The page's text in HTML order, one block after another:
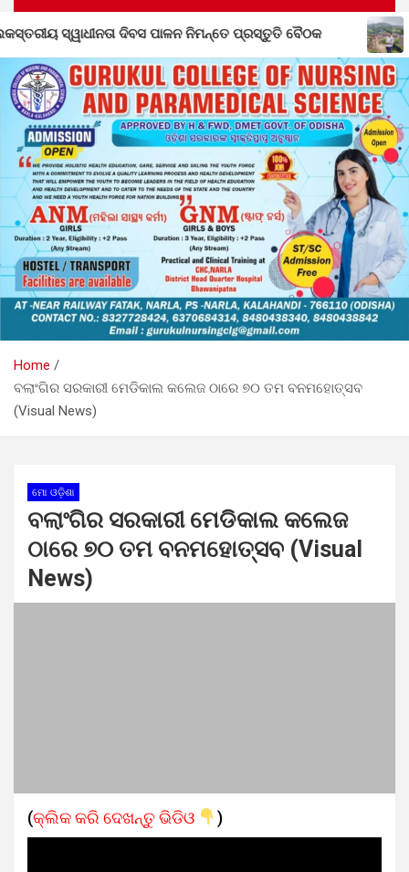
ପ୍ରସ୍ତୁତି ବୈଠକ ଲୋକଙ୍କ ଦୁଆରେ ବିଧାୟକ: ମୌଳିକ
Home
ବଲାଂଗିର ସରକାରୀ ମେଡିକାଲ କଲେଜ ଠାରେ ୭୦ ତମ ବନମହୋତ୍ସବ
(Visual News)
ମୋ ଓଡ଼ିଶା
ବଲାଂଗିର ସରକାରୀ ମେଡିକାଲ କଲେଜ
ଠାରେ ୭୦ ତମ ବନମହୋତ୍ସବ (Visual
News)
(କ୍ଲିକ କରି ଦେଖନ୍ତୁ ଭିଡିଓ )